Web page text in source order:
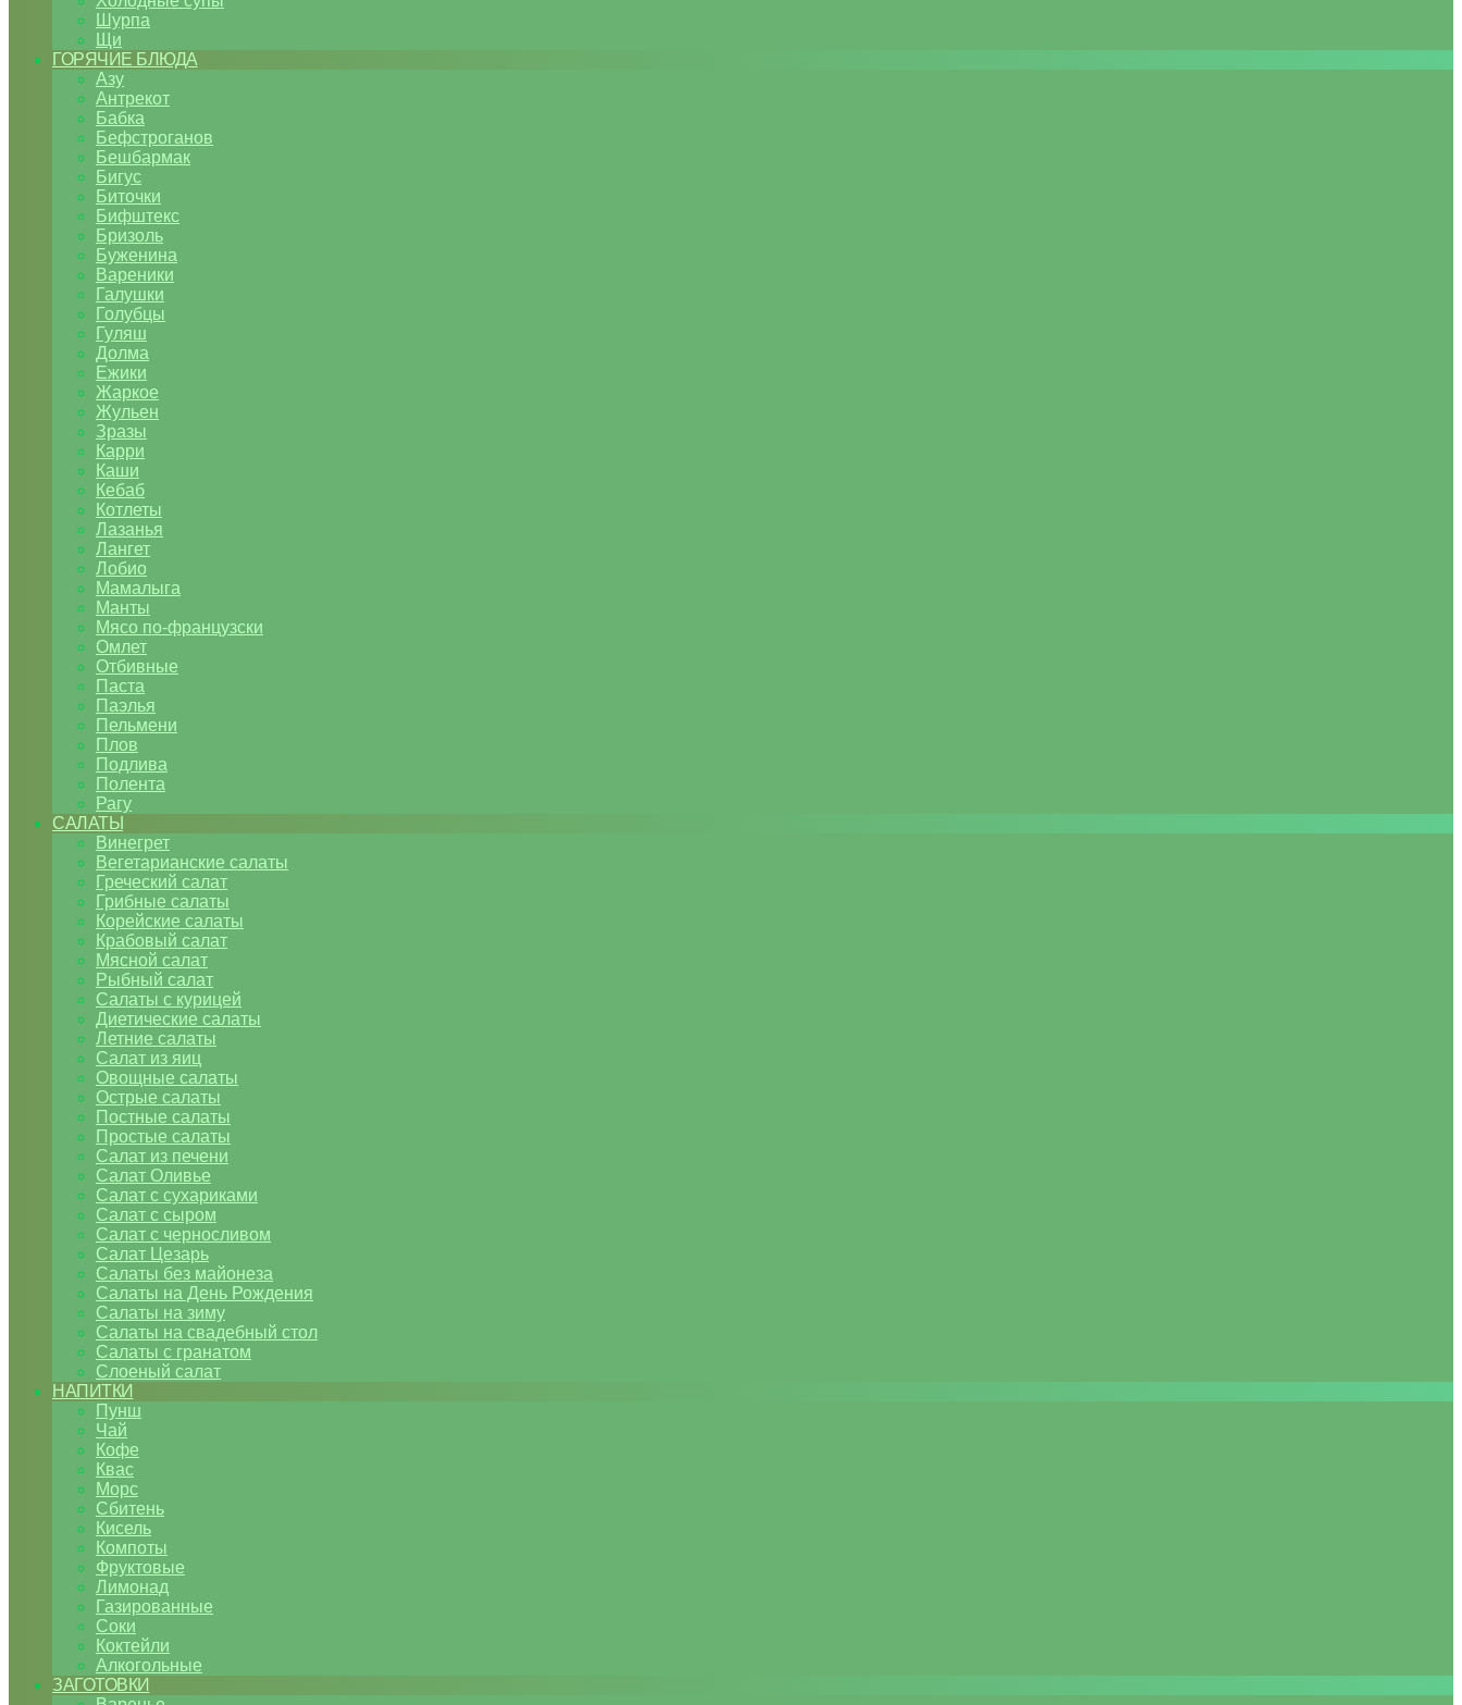
Шурпа
Щи
ГОРЯЧИЕ БЛЮДА
Азу
Антрекот
Бабка
Бефстроганов
Бешбармак
Бигус
Биточки
Бифштекс
Бризоль
Буженина
Вареники
Галушки
Голубцы
Гуляш
Долма
Ежики
Жаркое
Жульен
Зразы
Карри
Каши
Кебаб
Котлеты
Лазанья
Лангет
Лобио
Мамалыга
Манты
Мясо по-французски
Омлет
Отбивные
Паста
Паэлья
Пельмени
Плов
Подлива
Полента
Рагу
САЛАТЫ
Винегрет
Вегетарианские салаты
Греческий салат
Грибные салаты
Корейские салаты
Крабовый салат
Мясной салат
Рыбный салат
Салаты с курицей
Диетические салаты
Летние салаты
Салат из яиц
Овощные салаты
Острые салаты
Постные салаты
Простые салаты
Салат из печени
Салат Оливье
Салат с сухариками
Салат с сыром
Салат с черносливом
Салат Цезарь
Салаты без майонеза
Салаты на День Рождения
Салаты на зиму
Салаты на свадебный стол
Салаты с гранатом
Слоеный салат
НАПИТКИ
Пунш
Чай
Кофе
Квас
Морс
Сбитень
Кисель
Компоты
Фруктовые
Лимонад
Газированные
Соки
Коктейли
Алкогольные
ЗАГОТОВКИ